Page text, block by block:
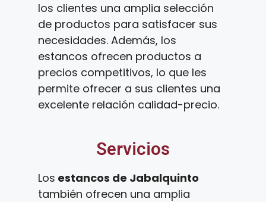
los clientes una amplia selección
de productos para satisfacer sus
necesidades. Además, los
estancos ofrecen productos a
precios competitivos, lo que les
permite ofrecer a sus clientes una
excelente relación calidad-precio.
Servicios
Los estancos de Jabalquinto
también ofrecen una amplia